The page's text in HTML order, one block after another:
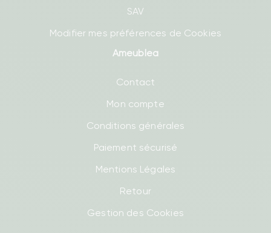
SAV
Modifier mes préférences de Cookies
Ameublea
Contact
Mon compte
Conditions générales
Paiement sécurisé
Mentions Légales
Retour
Gestion des Cookies